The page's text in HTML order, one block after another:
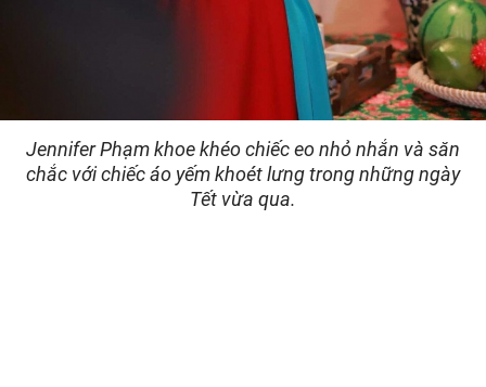
Jennifer Phạm khoe khéo chiếc eo nhỏ nhắn và săn
chắc với chiếc áo yếm khoét lưng trong những ngày
Tết vừa qua.